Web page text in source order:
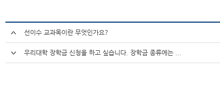
선이수 교과목이란 무엇인가요?
우리대학 장학금 신청을 하고 싶습니다. 장학금 종류에는 ...